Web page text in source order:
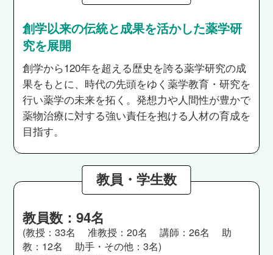
創学以来の伝統と成果を活かした薬学研
究を展開
創学から120年を超える歴史を誇る薬学研究の成
果をもとに、時代の先頭をゆく薬学教育・研究を
行い薬学の未来を拓く。発想力や人間性が豊かで
薬物治療に対する強い責任を抱ける人材の育成を
目指す。
教員・学生数
教員数：94名
(教授：33名 准教授：20名 講師：26名 助
教：12名 助手・その他：3名)